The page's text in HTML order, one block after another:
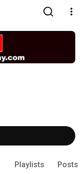
Playlists Posts